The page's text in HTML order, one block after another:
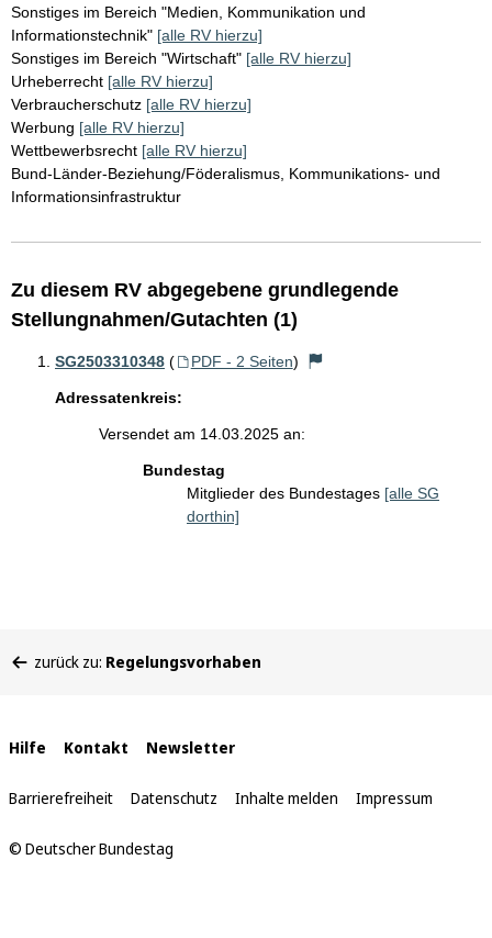
Sonstiges im Bereich "Medien, Kommunikation und
Informationstechnik" [alle RV hierzu]
Sonstiges im Bereich "Wirtschaft" [alle RV hierzu]
Urheberrecht [alle RV hierzu]
Verbraucherschutz [alle RV hierzu]
Werbung [alle RV hierzu]
Wettbewerbsrecht [alle RV hierzu]
Bund-Länder-Beziehung/Föderalismus, Kommunikations- und
Informationsinfrastruktur
Zu diesem RV abgegebene grundlegende
Stellungnahmen/Gutachten (1)
SG2503310348 ( PDF - 2 Seiten)
Adressatenkreis:
Versendet am 14.03.2025 an:
Bundestag
Mitglieder des Bundestages [alle SG
dorthin]
befinden
zurück zu: Regelungsvorhaben
Interne
Links
Hilfe Kontakt Newsletter
Barrierefreiheit Datenschutz Inhalte melden Impressum
© Deutscher Bundestag